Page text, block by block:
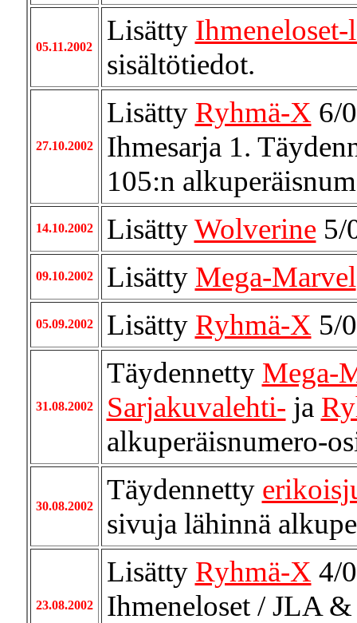
05.11.2002
Lisätty Ihmeneloset-
sisältötiedot.
27.10.2002
Lisätty Ryhmä-X 6/
Ihmesarja 1.
105:n
14.10.2002 LisättyWolverine5/
09.10.2002 Lisätty Mega-Marvel
05.09.2002 Lisätty Ryhmä-X 5/
31.08.2002
Täydennetty Mega-
Sarjakuvalehti- ja
alkuperäisnumero-
30.08.2002
Täydennetty
sivuja lähinnä
23.08.2002
Lisätty Ryhmä-X 4/
Ihmeneloset / JLA